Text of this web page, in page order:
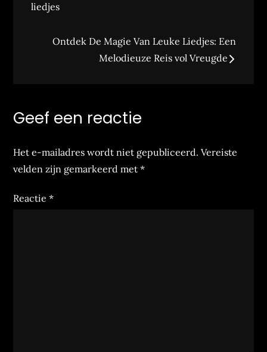
liedjes
Ontdek De Magie Van Leuke Liedjes: Een
Melodieuze Reis vol Vreugde
Geef een reactie
Het e-mailadres wordt niet gepubliceerd. Vereiste
velden zijn gemarkeerd met*
Reactie*